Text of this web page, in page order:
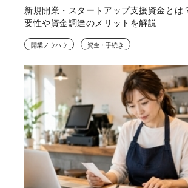
新規開業・スタートアップ支援資金とは
要性や資金調達のメリットを解説
開業ノウハウ 資金・手続き